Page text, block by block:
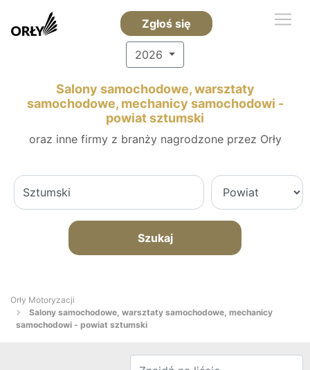
Zgłoś się
2026
Salony samochodowe, warsztaty
samochodowe, mechanicy samochodowi -
powiat sztumski
oraz inne firmy z branży nagrodzone przez Orły
Szukaj
Orły Motoryzacji
Salony samochodowe, warsztaty samochodowe, mechanicy
samochodowi - powiat sztumski